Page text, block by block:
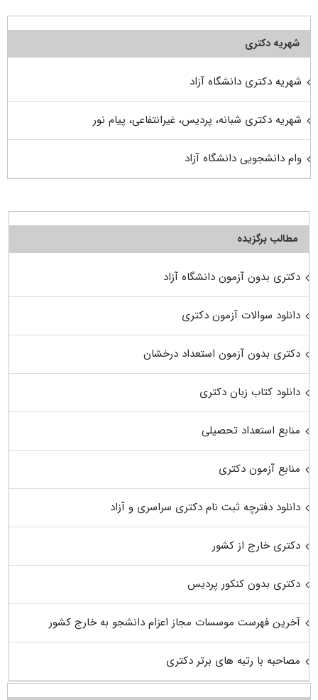
شهریه دکتری
شهریه دکتری دانشگاه آزاد
شهریه دکتری شبانه، پردیس، غیرانتفاعی، پیام نور
وام دانشجویی دانشگاه آزاد
مطالب برگزیده
دکتری بدون آزمون دانشگاه آزاد
دانلود سوالات آزمون دکتری
دکتری بدون آزمون استعداد درخشان
دانلود کتاب زبان دکتری
منابع استعداد تحصیلی
منابع آزمون دکتری
دانلود دفترچه ثبت نام دکتری سراسری و آزاد
دکتری خارج از کشور
دکتری بدون کنکور پردیس
آخرین فهرست موسسات مجاز اعزام دانشجو به خارج کشور
مصاحبه با رتبه های برتر دکتری